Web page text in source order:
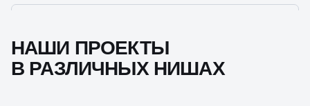
НАШИ ПРОЕКТЫ
В РАЗЛИЧНЫХ НИШАХ